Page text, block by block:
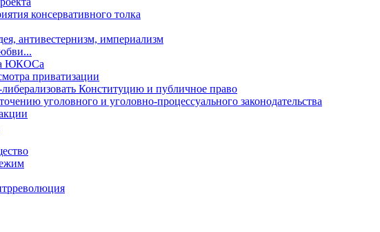
консервативного толка
антивестернизм, империализм
ЮКОСа
приватизации
Конституцию и публичное право
уголовного и уголовно-процессуального законодательства